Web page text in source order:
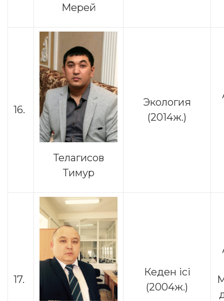
Мерей
16.
Телагисов
Тимур
Экология
(2014ж.)
17.
Кеден ісі
(2004ж.)